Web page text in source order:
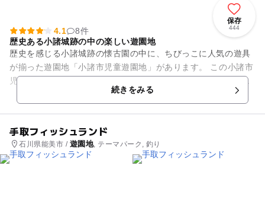
保存
444
4.1
8件
歴史ある小諸城跡の中の楽しい遊園地
歴史を感じる小諸城跡の懐古園の中に、ちびっこに人気の遊具
が揃った遊園地「小諸市児童遊園地」があります。 この小諸市
児童遊園地はなんと入場が無料！お気に入り、興味のある乗り
続きをみる
手取フィッシュランド
石川県能美市 / 遊園地, テーマパーク, 釣り